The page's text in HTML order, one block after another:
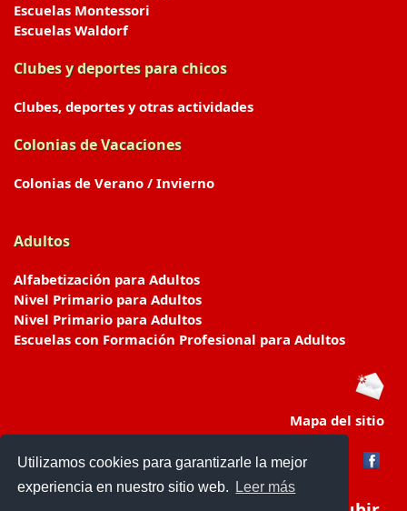
Utilizamos cookies para garantizarle la mejor
experiencia en nuestro sitio web.
Leer más
Escuelas Montessori
Escuelas Waldorf
Clubes y deportes para chicos
Clubes, deportes y otras actividades
Colonias de Vacaciones
Colonias de Verano / Invierno
Adultos
Alfabetización para Adultos
Nivel Primario para Adultos
Nivel Primario para Adultos
Escuelas con Formación Profesional para Adultos
Mapa del sitio